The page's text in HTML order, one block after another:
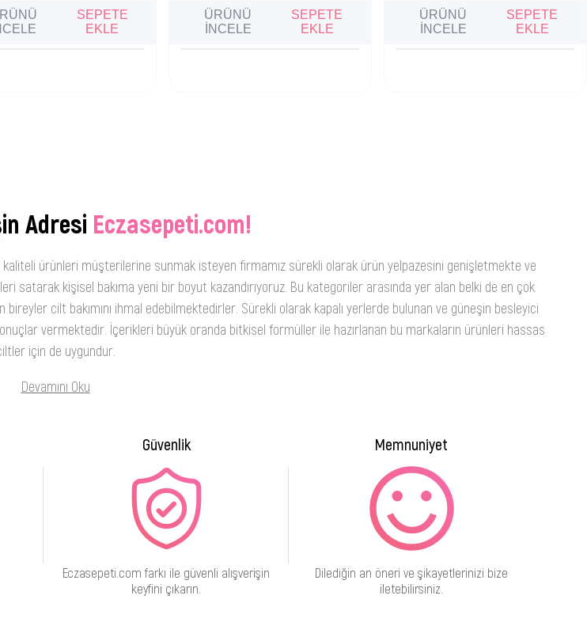
SEPETE
EKLE
ÜRÜNÜ
İNCELE
SEPETE
EKLE
ÜRÜNÜ
İNCELE
SEPETE
EKLE
Adresi Eczasepeti.com!
kaliteli ürünleri müşterilerine sunmak isteyen firmamız sürekli olarak ürün yelpazesini genişletmekte ve
kişisel bakıma yeni bir boyut kazandırıyoruz. Bu kategoriler arasında yer alan belki de en çok
cilt bakımını ihmal edebilmektedirler. Sürekli olarak kapalı yerlerde bulunan ve güneşin besleyici
vermektedir. İçerikleri büyük oranda bitkisel formüller ile hazırlanan bu markaların ürünleri hassas
için de uygundur.
Devamını Oku
Güvenlik
Eczasepeti.com farkı ile güvenli alışverişin
keyfini çıkarın.
Memnuniyet
Dilediğin an öneri ve şikayetlerinizi bize
iletebilirsiniz.